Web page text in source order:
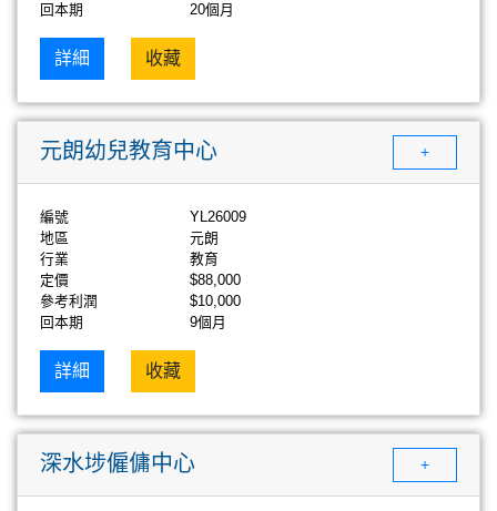
回本期
20個月
詳細 收藏
元朗幼兒教育中心 +
編號
YL26009
地區
元朗
行業
教育
定價
$88,000
參考利潤
$10,000
回本期
9個月
詳細 收藏
深水埗僱傭中心 +